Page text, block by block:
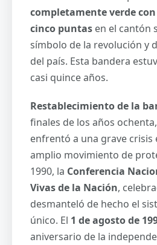
completamente verde
cinco puntas en el cantón
símbolo de la revolución y
del país. Esta bandera
casi quince años.
Restablecimiento de la
finales de los años
enfrentó a una grave crisis
amplio movimiento de
1990, la Conferencia
Vivas de la Nación,
desmanteló de hecho el
único. El 1 de agosto de
aniversario de la